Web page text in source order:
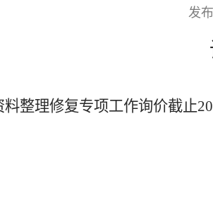
发
整理修复专项工作询价截止